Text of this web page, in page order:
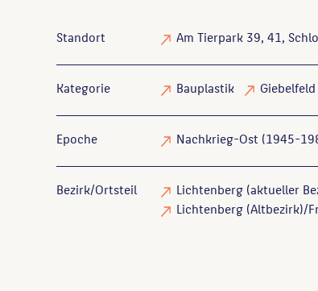
Standort Am Tierpark 39, 41,
Kategorie Bauplastik Giebelfeld
Epoche Nachkrieg-Ost (1945-
Bezirk/Ortsteil
Lichtenberg (aktueller
Lichtenberg (Altbezirk)/